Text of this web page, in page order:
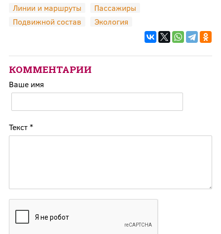
Линии и маршруты
Пассажиры
Подвижной состав
Экология
КОММЕНТАРИИ
Ваше имя
Текст *